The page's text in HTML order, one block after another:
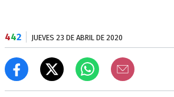
442 JUEVES 23 DE ABRIL DE 2020